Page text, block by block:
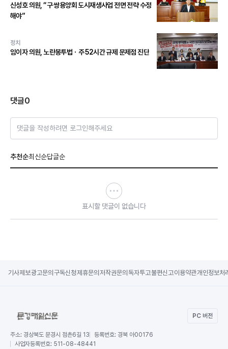
신성호 의원, “구 쌍용양회 도시재생사업 전면 전략 수정
해야”
정치
임이자 의원, 노란봉투법ㆍ주 52시간 규제 문제점 진단
댓글0
댓글을 작성하려면 로그인해주세요
추천순최신순답글순
표시할 댓글이 없습니다
기사제보광고문의 구독신청제휴문의 저작권문의 독자투고불편신고이용약관개인정보처
PC 버전
주소: 경상북도 문경시 점촌6길 13 등록번호: 경북 아00176
사업자등록번호: 511-08-48441